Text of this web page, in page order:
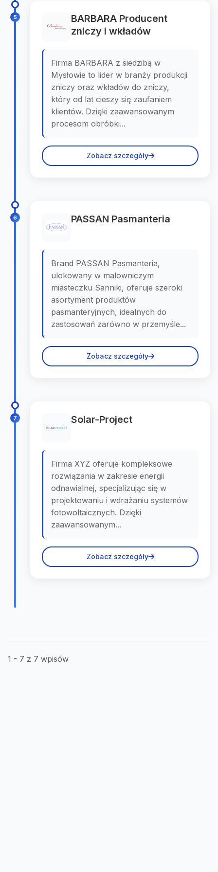
5
BARBARA Producent
zniczy i wkładów
Firma BARBARA z siedzibą w
Mysłowie to lider w branży produkcji
zniczy oraz wkładów do zniczy,
który od lat cieszy się zaufaniem
klientów. Dzięki zaawansowanym
procesom obróbki...
Zobacz szczegóły
6 PASSAN Pasmanteria
Brand PASSAN Pasmanteria,
ulokowany w malowniczym
miasteczku Sanniki, oferuje szeroki
asortyment produktów
pasmanteryjnych, idealnych do
zastosowań zarówno w przemyśle...
Zobacz szczegóły
7 Solar-Project
Firma XYZ oferuje kompleksowe
rozwiązania w zakresie energii
odnawialnej, specjalizując się w
projektowaniu i wdrażaniu systemów
fotowoltaicznych. Dzięki
zaawansowanym...
Zobacz szczegóły
1 - 7 z 7 wpisów